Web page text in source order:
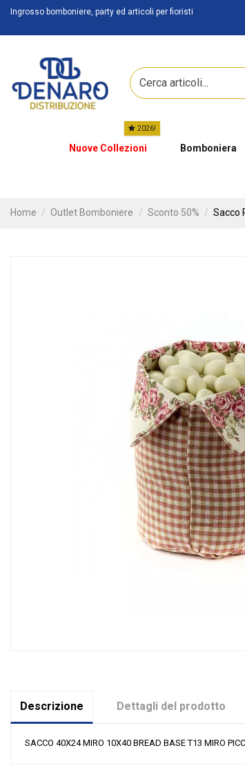
Ingrosso bomboniere, party ed articoli per fioristi
Nuove Collezioni
2026!
Bomboniera
Home Outlet Bomboniere Sconto 50% Sacco
Descrizione Dettagli del prodotto
SACCO 40X24 MIRO 10X40 BREAD BASE T13 MIRO